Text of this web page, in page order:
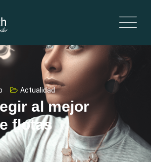
Actualidad
al mejor
flotas